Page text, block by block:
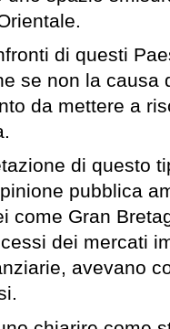
di questi
se non la causa
da mettere a
di questo
pubblica
come Gran
dei mercati
avevano